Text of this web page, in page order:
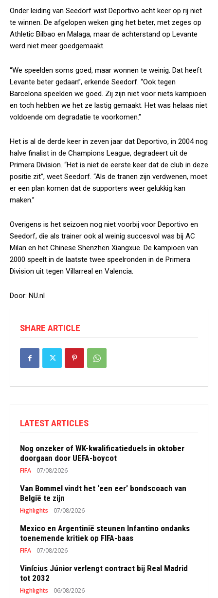
Onder leiding van Seedorf wist Deportivo acht keer op rij niet
te winnen. De afgelopen weken ging het beter, met zeges op
Athletic Bilbao en Malaga, maar de achterstand op Levante
werd niet meer goedgemaakt.
“We speelden soms goed, maar wonnen te weinig. Dat heeft
Levante beter gedaan”, erkende Seedorf. “Ook tegen
Barcelona speelden we goed. Zij zijn niet voor niets kampioen
en toch hebben we het ze lastig gemaakt. Het was helaas niet
voldoende om degradatie te voorkomen.”
Het is al de derde keer in zeven jaar dat Deportivo, in 2004 nog
halve finalist in de Champions League, degradeert uit de
Primera Division. “Het is niet de eerste keer dat de club in deze
positie zit”, weet Seedorf. “Als de tranen zijn verdwenen, moet
er een plan komen dat de supporters weer gelukkig kan
maken.”
Overigens is het seizoen nog niet voorbij voor Deportivo en
Seedorf, die als trainer ook al weinig succesvol was bij AC
Milan en het Chinese Shenzhen Xiangxue. De kampioen van
2000 speelt in de laatste twee speelronden in de Primera
Division uit tegen Villarreal en Valencia.
Door: NU.nl
SHARE ARTICLE
LATEST ARTICLES
Nog onzeker of WK-kwalificatieduels in oktober
doorgaan door UEFA-boycot
FIFA 07/08/2026
Van Bommel vindt het ‘een eer’ bondscoach van
België te zijn
Highlights 07/08/2026
Mexico en Argentinië steunen Infantino ondanks
toenemende kritiek op FIFA-baas
FIFA 07/08/2026
Vinícius Júnior verlengt contract bij Real Madrid
tot 2032
Highlights 06/08/2026